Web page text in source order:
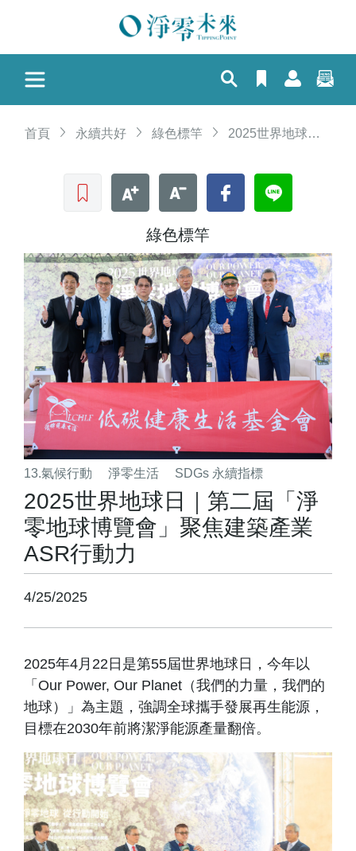
首頁 永續共好 綠色標竿 2025世界地球日｜第二屆「淨零地球博覽會」聚焦建築產業ASR行動力
收藏文章 文字加大 文字縮小 Facebook
綠色標竿
13.氣候行動 淨零生活 SDGs 永續指標
2025世界地球日｜第二屆「淨
零地球博覽會」聚焦建築產業
ASR行動力
4/25/2025
2025年4月22日是第55屆世界地球日，今年以
「Our Power, Our Planet（我們的力量，我們的
地球）」為主題，強調全球攜手發展再生能源，
目標在2030年前將潔淨能源產量翻倍。